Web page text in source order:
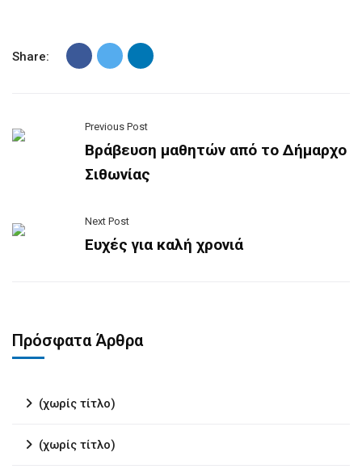
Share:
Previous Post
Βράβευση μαθητών από το Δήμαρχο
Σιθωνίας
Next Post
Ευχές για καλή χρονιά
Πρόσφατα Άρθρα
(χωρίς τίτλο)
(χωρίς τίτλο)